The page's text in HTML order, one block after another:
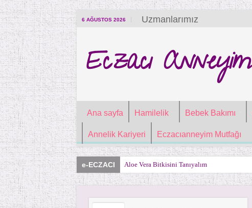
6 AĞUSTOS 2026 Uzmanlarımız
Eczacı Anneyim
Ana sayfa Hamilelik Bebek Bakımı
Annelik Kariyeri Eczacıanneyim Mutfağı
e-ECZACI Aloe Vera Bitkisini Tanıyalım